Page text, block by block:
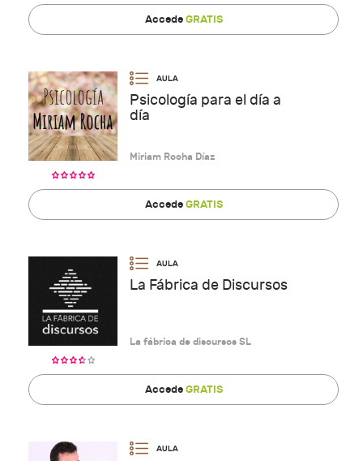
AccedeGRATIS
Psicología para el día a
día
Miriam Rocha Díaz
AccedeGRATIS
La Fábrica de Discursos
La fábrica de discursos SL
AccedeGRATIS